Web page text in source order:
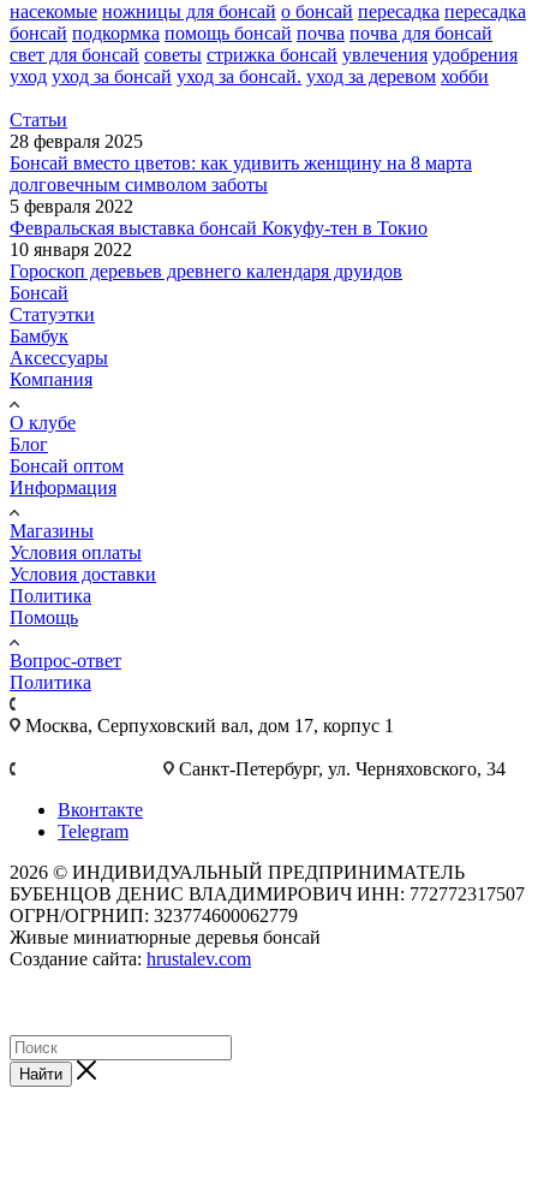
насекомые ножницы для бонсай о бонсай пересадка пересадка
бонсай подкормка помощь бонсай почва почва для бонсай
свет для бонсай советы стрижка бонсай увлечения удобрения
уход уход за бонсай уход за бонсай. уход за деревом хобби
Статьи
28 февраля 2025
Бонсай вместо цветов: как удивить женщину на 8 марта
долговечным символом заботы
5 февраля 2022
Февральская выставка бонсай Кокуфу-тен в Токио
10 января 2022
Гороскоп деревьев древнего календаря друидов
Бонсай
Статуэтки
Бамбук
Аксессуары
Компания
О клубе
Блог
Бонсай оптом
Информация
Магазины
Условия оплаты
Условия доставки
Политика
Помощь
Вопрос-ответ
Политика
Москва, Cерпуховский вал, дом 17, корпус 1
Санкт-Петербург, ул. Черняховского, 34
Вконтакте
Telegram
2026 © ИНДИВИДУАЛЬНЫЙ ПРЕДПРИНИМАТЕЛЬ
БУБЕНЦОВ ДЕНИС ВЛАДИМИРОВИЧ ИНН: 772772317507
ОГРН/ОГРНИП: 323774600062779
Живые миниатюрные деревья бонсай
Создание сайта: hrustalev.com
Найти